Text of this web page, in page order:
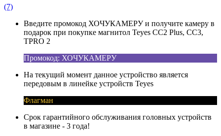
(7)
Введите промокод ХОЧУКАМЕРУ и получите камеру в
подарок при покупке магнитол Teyes CC2 Plus, CC3,
TPRO 2
Промокод: ХОЧУКАМЕРУ
На текущий момент данное устройство является
передовым в линейке устройств Teyes
Флагман
Срок гарантийного обслуживания головных устройств
в магазине - 3 года!